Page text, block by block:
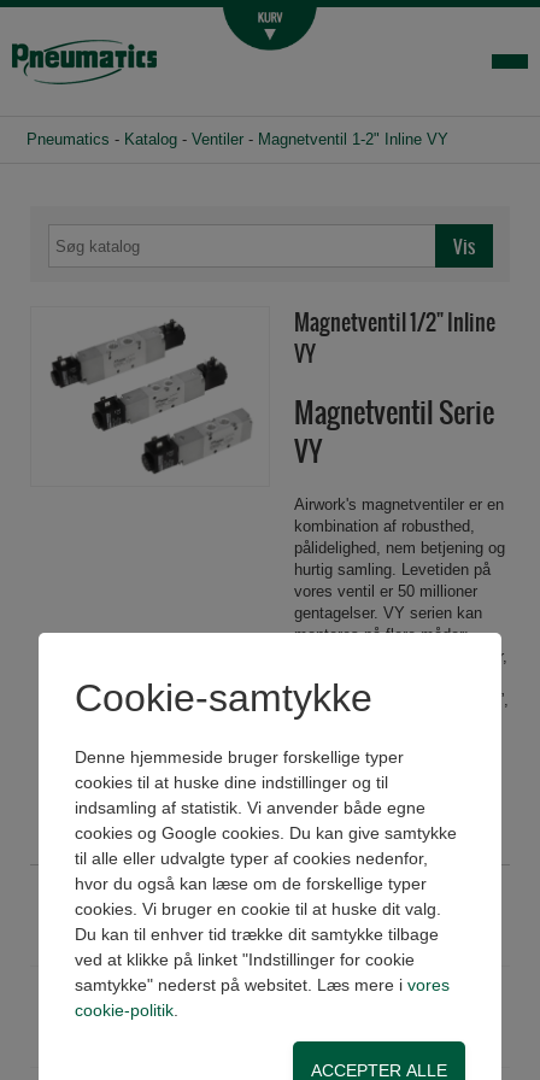
Fittings og slange
Login-infocenter
Pneumatics - Katalog - Ventiler - Magnetventil 1-2" Inline VY
Magnetventil 1/2" Inline
VY
Magnetventil Serie
VY
Airwork's magnetventiler er en
kombination af robusthed,
pålidelighed, nem betjening og
hurtig samling. Levetiden på
vores ventil er 50 millioner
gentagelser. VY serien kan
monteres på flere måder:
inline, på panel, på flere baser,
Tilgængelige størrelser er 1/8”,
1/4” og ½”, og funktionen kan
Ventilerne er pakket i
individuelle papkasser.
Se datablad og 3D
VY23ELB00-T
Ventil 3/2 bist 1/2"uden spole
Ikke på lager
Pris: 1.982,00 DKK ex moms
VY23ELMNA-T
Ventil 3/2 mono 1/2" NO
Ikke på lager
Cookie-samtykke
Denne hjemmeside bruger forskellige typer
cookies til at huske dine indstillinger og til
indsamling af statistik. Vi anvender både egne
cookies og Google cookies. Du kan give samtykke
til alle eller udvalgte typer af cookies nedenfor,
hvor du også kan læse om de forskellige typer
cookies. Vi bruger en cookie til at huske dit valg.
Du kan til enhver tid trække dit samtykke tilbage
ved at klikke på linket "Indstillinger for cookie
samtykke" nederst på websitet. Læs mere i vores
cookie-politik